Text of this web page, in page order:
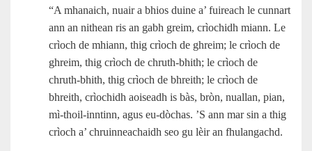
“A mhanaich, nuair a bhios duine a’ fuireach le cunnart
ann an nithean ris an gabh greim, crìochidh miann. Le
crìoch de mhiann, thig crìoch de ghreim; le crìoch de
ghreim, thig crìoch de chruth-bhith; le crìoch de
chruth-bhith, thig crìoch de bhreith; le crìoch de
bhreith, crìochidh aoiseadh is bàs, bròn, nuallan, pian,
mì‑thoil-inntinn, agus eu‑dòchas. ’S ann mar sin a thig
crìoch a’ chruinneachaidh seo gu lèir an fhulangachd.